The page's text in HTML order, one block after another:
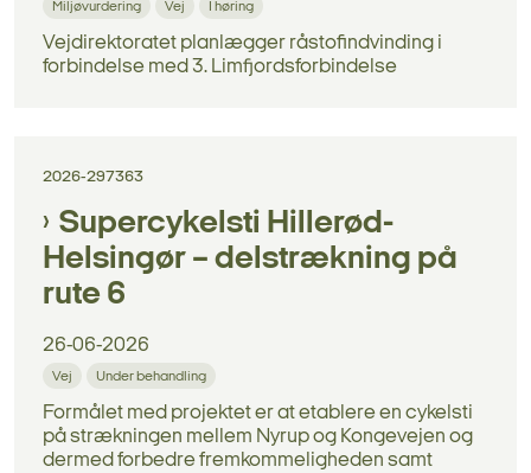
Miljøvurdering Vej I høring
Vejdirektoratet planlægger råstofindvinding i
forbindelse med 3. Limfjordsforbindelse
2026-297363
Supercykelsti Hillerød-
Helsingør – delstrækning på
rute 6
26-06-2026
Vej Under behandling
Formålet med projektet er at etablere en cykelsti
på strækningen mellem Nyrup og Kongevejen og
dermed forbedre fremkommeligheden samt